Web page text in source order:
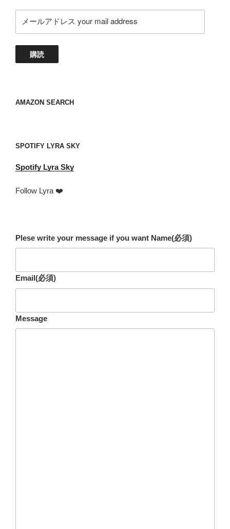
ー
ド
your
購読
AMAZON SEARCH
SPOTIFY LYRA SKY
Spotify Lyra Sky
Follow Lyra ❤️
Plese write your message if you want Name(必須)
Email(必須)
Message